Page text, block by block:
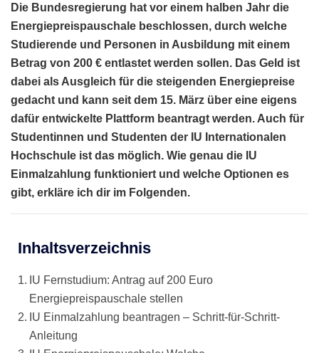
Die Bundesregierung hat vor einem halben Jahr die
Energiepreispauschale beschlossen, durch welche
Studierende und Personen in Ausbildung mit einem
Betrag von 200 € entlastet werden sollen. Das Geld ist
dabei als Ausgleich für die steigenden Energiepreise
gedacht und kann seit dem 15. März über eine eigens
dafür entwickelte Plattform beantragt werden. Auch für
Studentinnen und Studenten der IU Internationalen
Hochschule ist das möglich. Wie genau die IU
Einmalzahlung funktioniert und welche Optionen es
gibt, erkläre ich dir im Folgenden.
Inhaltsverzeichnis
IU Fernstudium: Antrag auf 200 Euro
Energiepreispauschale stellen
IU Einmalzahlung beantragen – Schritt-für-Schritt-
Anleitung